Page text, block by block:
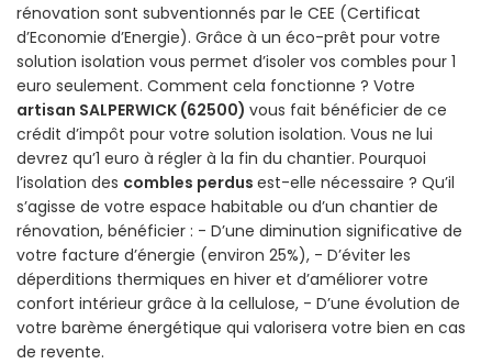
rénovation sont subventionnés par le CEE (Certificat
d’Economie d’Energie). Grâce à un éco-prêt pour votre
solution isolation vous permet d’isoler vos combles pour 1
euro seulement. Comment cela fonctionne ? Votre
artisan SALPERWICK (62500) vous fait bénéficier de ce
crédit d’impôt pour votre solution isolation. Vous ne lui
devrez qu’1 euro à régler à la fin du chantier. Pourquoi
l’isolation des combles perdus est-elle nécessaire ? Qu’il
s’agisse de votre espace habitable ou d’un chantier de
rénovation, bénéficier : - D’une diminution significative de
votre facture d’énergie (environ 25%), - D’éviter les
déperditions thermiques en hiver et d’améliorer votre
confort intérieur grâce à la cellulose, - D’une évolution de
votre barème énergétique qui valorisera votre bien en cas
de revente.